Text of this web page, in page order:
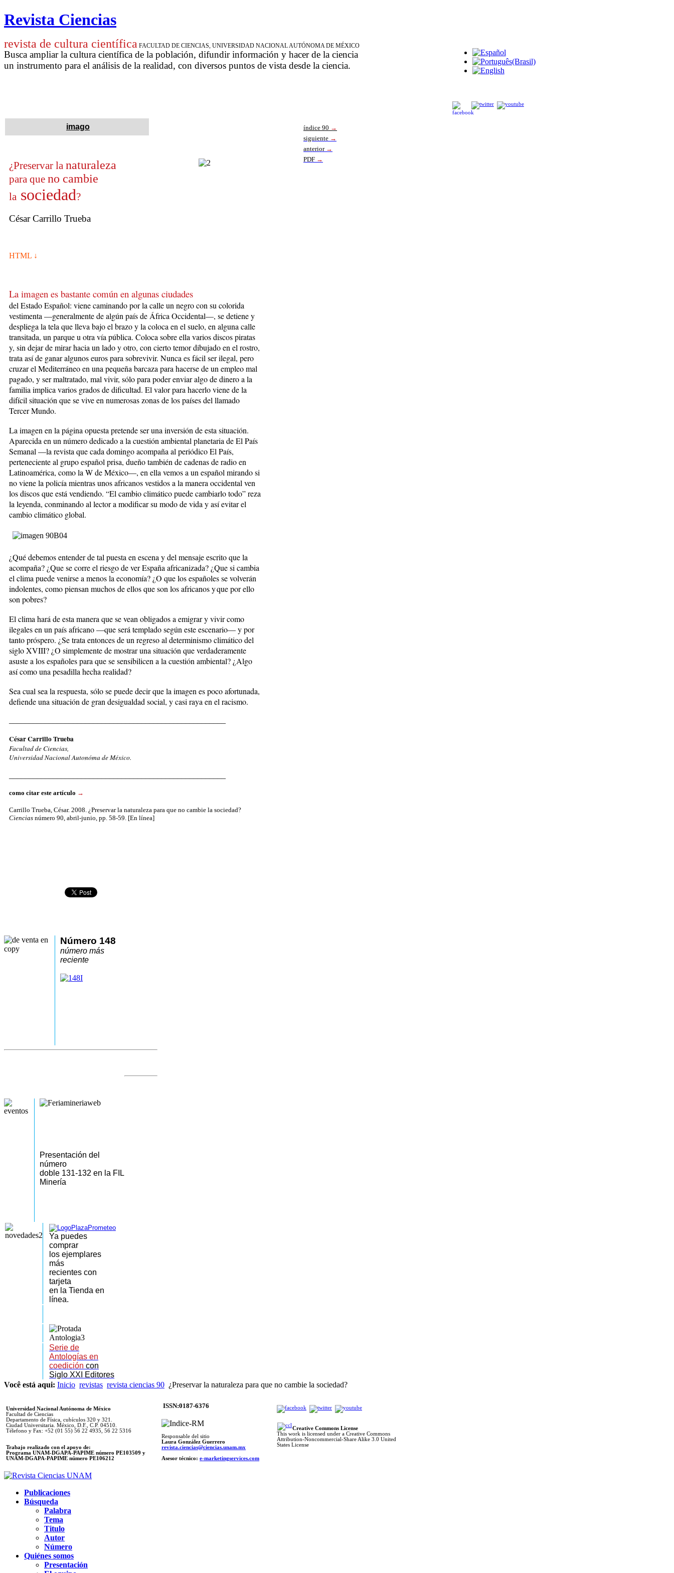
Revista Ciencias
revista de cultura científica FACULTAD DE CIENCIAS, UNIVERSIDAD NACIONAL AUTÓNOMA DE MÉXICO
Busca ampliar la cultura científica de la población, difundir información y hacer de la ciencia
un instrumento para el análisis de la realidad, con diversos puntos de vista desde la ciencia.
imago índice 90 →
siguiente →
anterior →
PDF →
¿Preservar la naturaleza
para que no cambie
la sociedad?
César Carrillo Trueba
HTML ↓
La imagen es bastante común en algunas ciudades
del Estado Español: viene caminando por la calle un negro con su co­lorida
vestimenta —generalmente de algún país de África Occidental—, se detiene y
des­pliega la tela que lleva bajo el brazo y la coloca en el suelo, en alguna calle
transitada, un parque u otra vía pública. Coloca sobre ella varios discos piratas
y, sin dejar de mirar ha­cia un lado y otro, con cierto temor dibujado en el rostro,
tra­ta así de ganar algunos euros para sobrevivir. Nunca es fácil ser ilegal, pero
cruzar el Me­diterráneo en una pequeña bar­caza para hacerse de un em­pleo mal
pagado, y ser mal­tratado, mal vivir, sólo para poder enviar algo de dinero a la
familia implica varios grados de dificultad. El valor para hacerlo viene de la
difícil situación que se vive en numerosas zonas de los países del lla­ma­do
Tercer Mundo.
La imagen en la página opuesta pretende ser una inversión de esta situación.
Apa­recida en un número dedicado a la cuestión ambiental pla­netaria de El País
Semanal —la revista que cada domingo acompaña al periódico El País,
perteneciente al grupo español prisa, dueño también de cadenas de radio en
Latinoamérica, como la W de México—, en ella vemos a un español mirando si
no viene la policía mientras unos africanos vestidos a la manera occidental ven
los discos que está vendiendo. “El cambio climático puede cambiarlo todo” reza
la leyenda, conminando al lector a modificar su modo de vida y así evitar el
cambio climático global.
¿Qué debemos entender de tal puesta en escena y del mensaje escrito que la
acompaña? ¿Que se corre el riesgo de ver España africanizada? ¿Que si cambia
el clima puede venirse a menos la economía? ¿O que los españoles se volverán
indolen­tes, como piensan muchos de ellos que son los africanos y que por ello
son pobres?
El clima hará de esta manera que se vean obligados a emigrar y vivir como
ilegales en un país africano —que será templado según este escenario— y por
tanto próspero. ¿Se trata entonces de un regreso al determinismo climático del
siglo XVIII? ¿O simplemente de mostrar una situación que verdaderamente
asuste a los españolespara que se sensibilicen a la cuestión ambiental? ¿Algo
así como una pesadilla hecha realidad?
Sea cual sea la respuesta, sólo se puede decir que la imagen es poco afortunada,
defiende una situación de gran desigualdad social, y casi raya en el racismo.
César Carrillo Trueba
Facultad de Ciencias,
Universidad Nacional Autonóma de México.
como citar este artículo →
Carrillo Trueba, César. 2008. ¿Preservar la naturaleza para que no cambie la sociedad?
Ciencias número 90, abril-junio, pp. 58-59. [En línea]
Número 148
número más
reciente
Presentación del
número
doble 131-132 en la FIL
Minería
Ya puedes
comprar
los ejemplares
más
recientes con
tarjeta
en la Tienda en
línea.
Serie de
Antologías en
coedición con
Siglo XXI Editores
Você está aqui: Inicio revistas revista ciencias 90 ¿Preservar la naturaleza para que no cambie la sociedad?
Universidad Nacional Autónoma de México
Facultad de Ciencias
Departamento de Física, cubículos 320 y 321.
Ciudad Universitaria. México, D.F., C.P. 04510.
Télefono y Fax: +52 (01 55) 56 22 4935, 56 22 5316
Trabajo realizado con el apoyo de:
Programa UNAM-DGAPA-PAPIME número PE103509 y
UNAM-DGAPA-PAPIME número PE106212
ISSN:0187-6376
Responsable del sitio
Laura González Guerrero
revista.ciencias@ciencias.unam.mx
Asesor técnico: e-marketingservices.com
Creative Commons License
This work is licensed under a Creative Commons
Attribution-Noncommercial-Share Alike 3.0 United
States License
Publicaciones
Búsqueda
Palabra
Tema
Titulo
Autor
Número
Quiénes somos
Presentación